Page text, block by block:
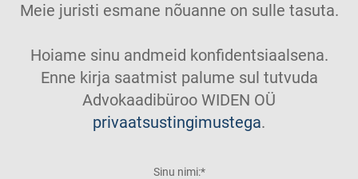
Meie juristi esmane nõuanne on sulle tasuta.
Hoiame sinu andmeid konfidentsiaalsena.
Enne kirja saatmist palume sul tutvuda
Advokaadibüroo WIDEN OÜ
privaatsustingimustega.
Sinu nimi: